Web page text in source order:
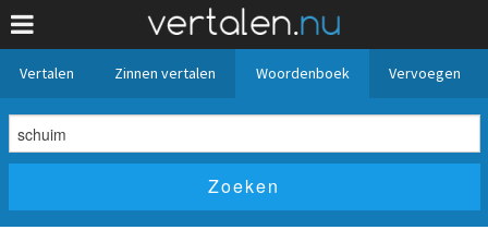
Vertalen Zinnen vertalen Woordenboek Vervoegen